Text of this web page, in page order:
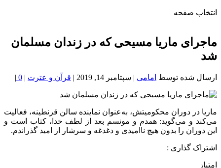
انتخاب صفحه
خون
شمال
تهران
ماجرای ماریا مسیحی که در زندان مسلمان
شد
ارسال شده توسط امامی | سپتامبر 14, 2019 | قرآن و عترت |
0
|
ماریا در دوران محکومیتش، به‌عنوان نماینده سالن قرنطینه، فعالیت
می‌کند و می‌گوید: همدم و مونسم بعد از لطف خدا، کتاب است و
این دوران را بدون هیچ ناامیدی و دغدغه و سرشار از امید گذراندم.
اشتراک گذاری :
امتیاز